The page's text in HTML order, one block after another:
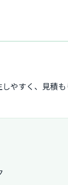
やすく、見積